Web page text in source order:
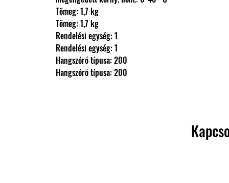
                Tömeg: 1,7 kg
                Tömeg: 1,7 kg
                Rendelési egység: 1
                Rendelési egység: 1
                Hangszóró típusa: 200
                Hangszóró típusa: 200